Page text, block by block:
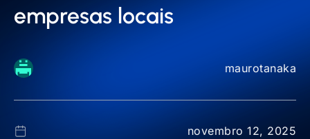
empresas locais
maurotanaka
novembro 12, 2025